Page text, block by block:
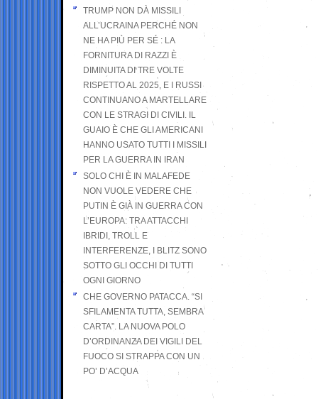
TRUMP NON DÀ MISSILI
ALL’UCRAINA PERCHÉ NON
NE HA PIÙ PER SÉ : LA
FORNITURA DI RAZZI È
DIMINUITA DI TRE VOLTE
RISPETTO AL 2025, E I RUSSI
CONTINUANO A MARTELLARE
CON LE STRAGI DI CIVILI. IL
GUAIO È CHE GLI AMERICANI
HANNO USATO TUTTI I MISSILI
PER LA GUERRA IN IRAN
SOLO CHI È IN MALAFEDE
NON VUOLE VEDERE CHE
PUTIN È GIÀ IN GUERRA CON
L’EUROPA: TRA ATTACCHI
IBRIDI, TROLL E
INTERFERENZE, I BLITZ SONO
SOTTO GLI OCCHI DI TUTTI
OGNI GIORNO
CHE GOVERNO PATACCA. “SI
SFILAMENTA TUTTA, SEMBRA
CARTA”. LA NUOVA POLO
D’ORDINANZA DEI VIGILI DEL
FUOCO SI STRAPPA CON UN
PO’ D’ACQUA